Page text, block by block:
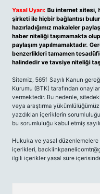
Yasal Uyarı: Bu internet sitesi,
şirketi ile hiçbir bağlantısı
hazırladığımız makaleler
haber niteliği taşımamakta
paylaşım yapılmamaktadır.
benzerlikleri tamamen
halindedir ve tavsiye niteliği
Sitemiz, 5651 Sayılı Kanun
Kurumu (BTK) tarafından
vermektedir. Bu nedenle,
veya araştırma
yazdıkları içeriklerin
bu sorumluluğu kabul etmiş
Hukuka ve yasal düzenlemelere
içerikleri,
ilgili içerikler yasal süre